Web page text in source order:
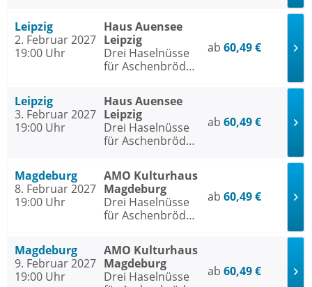
Leipzig
2. Februar 2027
19:00 Uhr
Haus Auensee
Leipzig
Drei Haselnüsse
für Aschenbrödel
ab 60,49 €
Leipzig
3. Februar 2027
19:00 Uhr
Haus Auensee
Leipzig
Drei Haselnüsse
für Aschenbrödel
ab 60,49 €
Magdeburg
8. Februar 2027
19:00 Uhr
AMO Kulturhaus
Magdeburg
Drei Haselnüsse
für Aschenbrödel
ab 60,49 €
Magdeburg
9. Februar 2027
19:00 Uhr
AMO Kulturhaus
Magdeburg
Drei Haselnüsse
ab 60,49 €